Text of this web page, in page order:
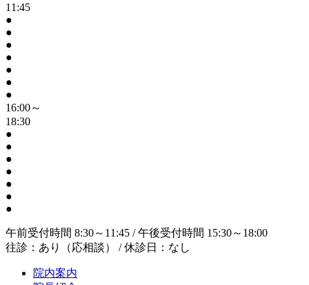
11:45
●
●
●
●
●
●
●
16:00～
18:30
●
●
●
●
●
●
●
午前受付時間 8:30～11:45 / 午後受付時間 15:30～18:00
往診：あり（応相談） / 休診日：なし
院内案内